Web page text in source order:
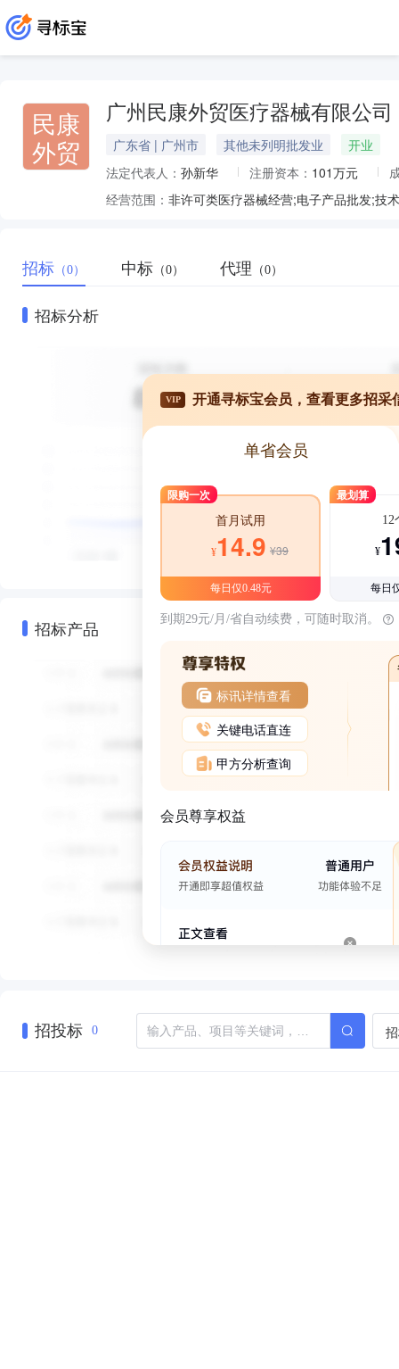
民康
外贸
广州民康外贸医疗器械有限公司
广东省 | 广州市 其他未列明批发业
开业
法定代表人： 孙新华 注册资本： 101万元
经营范围：
招标 （0） 中标 （0） 代理 （0）
招标分析
招标产品
VIP 开通寻标宝会员，查看更多招采
单省会员
限购一次
首月试用
¥14.9 ¥39
每日仅0.48元
最划算
12
¥
每日
到期29元/月/省自动续费，可随时取消。
标讯详情查看
关键电话直连
甲方分析查询
会员尊享权益
招投标 0